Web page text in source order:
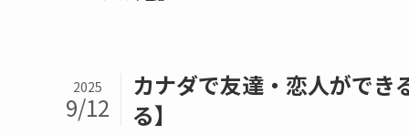
カナダで友達・恋人がで
る】
2025
9/12